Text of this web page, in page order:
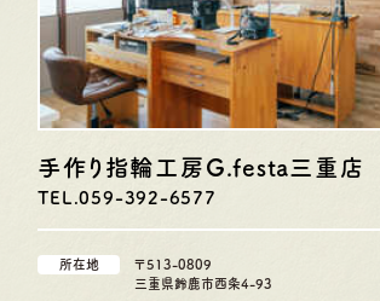
手作り指輪工房G.festa三重店
TEL.059-392-6577
所在地
〒513-0809
三重県鈴鹿市西条4-93